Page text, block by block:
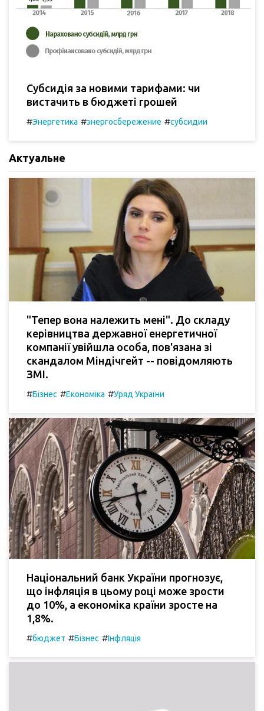
Субсидія за новими тарифами: чи
вистачить в бюджеті грошей
#Энергетика #энергосбережение #субсидии
Актуальне
"Тепер вона належить мені". До складу
керівництва державної енергетичної
компанії увійшла особа, пов'язана зі
скандалом Міндічгейт -- повідомляють
ЗМІ.
#Бізнес #Економіка #Уряд України
Національний банк України прогнозує,
що інфляція в цьому році може зрости
до 10%, а економіка країни зросте на
1,8%.
#бюджет #Бізнес #Інфляція